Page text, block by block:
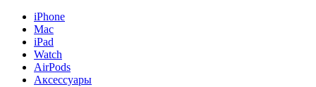
iPhone
Mac
iPad
Watch
AirPods
Аксессуары